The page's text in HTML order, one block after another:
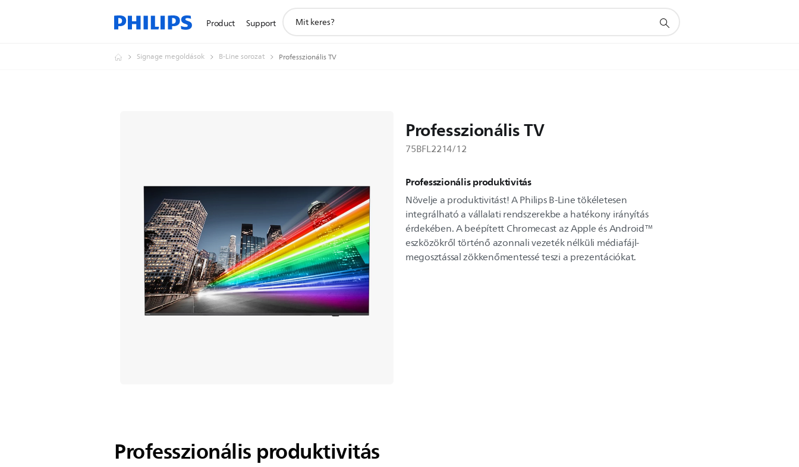
Product Support
search
Signage megoldások B-Line sorozat Professzionális TV
Professzionális TV
75BFL2214/12
Professzionális produktivitás
Növelje a produktivitást! A Philips B-Line tökéletesen
integrálható a vállalati rendszerekbe a hatékony irányítás
érdekében. A beépített Chromecast az Apple és Android™
eszközökről történő azonnali vezeték nélküli médiafájl-
megosztással zökkenőmentessé teszi a prezentációkat.
Professzionális produktivitás